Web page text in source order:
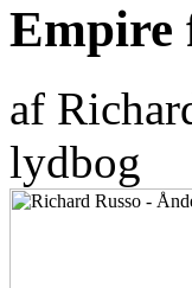
Empire
af
lydbog